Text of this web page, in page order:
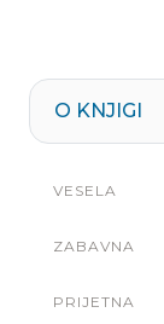
O KNJIGI
VESELA
ZABAVNA
PRIJETNA